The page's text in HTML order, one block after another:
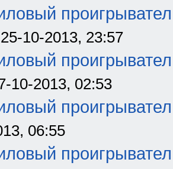
10-2013, 23:57
10-2013, 02:53
06:55